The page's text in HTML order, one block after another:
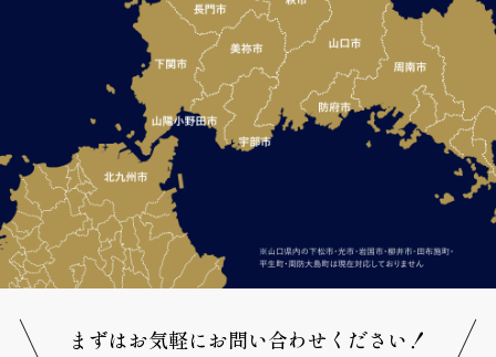
まずはお気軽にお問い合わせください！